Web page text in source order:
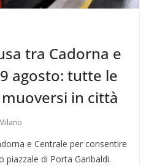
tra Cadorna e
agosto: tutte le
in città
e Centrale per consentire
piazzale di Porta Garibaldi.